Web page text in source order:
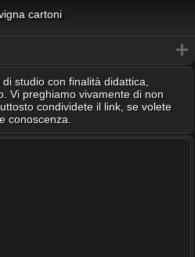
cartoni
studio con finalità didattica,
Vi preghiamo vivamente di non
condividete il link, se volete
conoscenza.